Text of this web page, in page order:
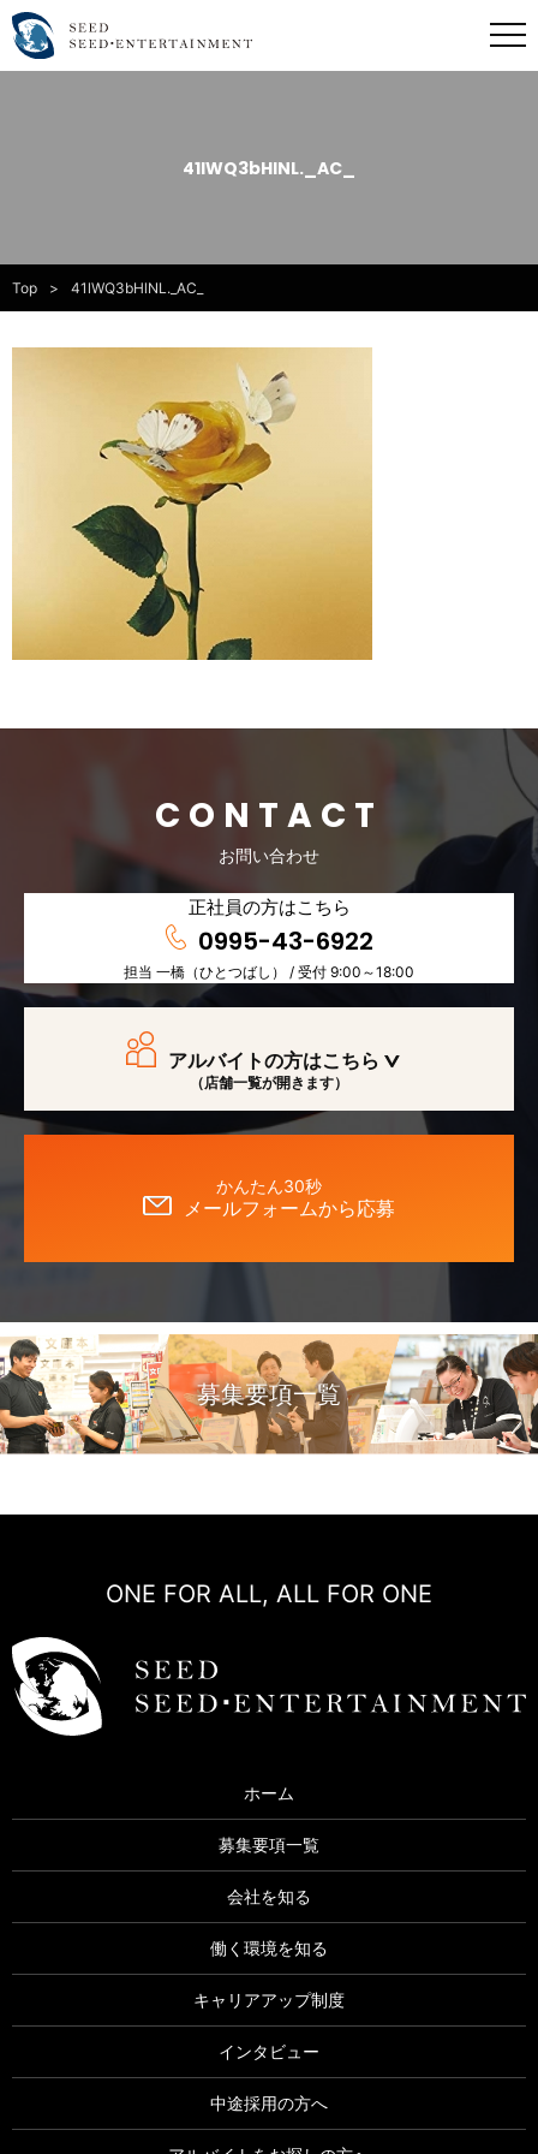
41lWQ3bHlNL._AC_
Top 41lWQ3bHlNL._AC_
CONTACT
お問い合わせ
正社員の方はこちら
0995-43-6922
担当 一橋（ひとつばし） / 受付 9:00～18:00
アルバイトの方はこちら
（店舗一覧が開きます）
かんたん30秒
メールフォームから応募
募集要項一覧
ONE FOR ALL, ALL FOR ONE
ホーム
募集要項一覧
会社を知る
働く環境を知る
キャリアアップ制度
インタビュー
中途採用の方へ